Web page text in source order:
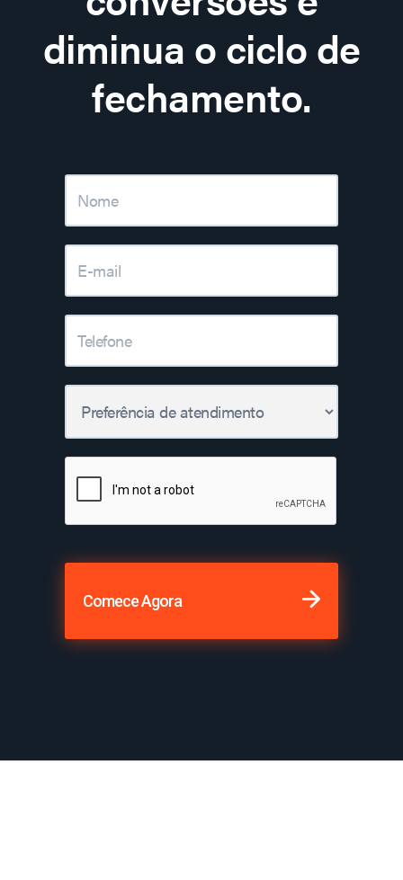
diminua o ciclo de
fechamento.
Comece Agora